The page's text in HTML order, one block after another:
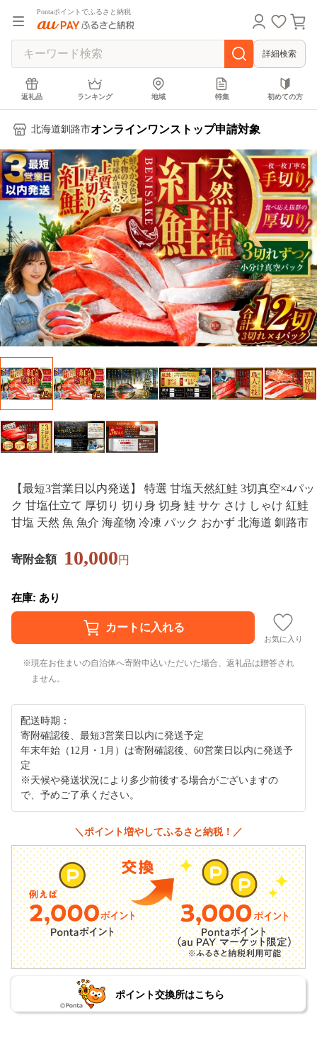
Pontaポイントでふるさと納税
詳細検索
返礼品 ランキング 地域 特集 初めての方
北海道釧路市オンラインワンストップ申請対象
【最短3営業日以内発送】 特選 甘塩天然紅鮭 3切真空×4パッ
ク 甘塩仕立て 厚切り 切り身 切身 鮭 サケ さけ しゃけ 紅鮭
甘塩 天然 魚 魚介 海産物 冷凍 パック おかず 北海道 釧路市
寄附金額 10,000円
在庫: あり
お気に入り
現在お住まいの自治体へ寄附申込いただいた場合、返礼品は贈答され
ません。
配送時期：
寄附確認後、最短3営業日以内に発送予定
年末年始（12月・1月）は寄附確認後、60営業日以内に発送予
定
※天候や発送状況により多少前後する場合がございますの
で、予めご了承ください。
＼ポイント増やしてふるさと納税！／
ポイント交換所はこちら